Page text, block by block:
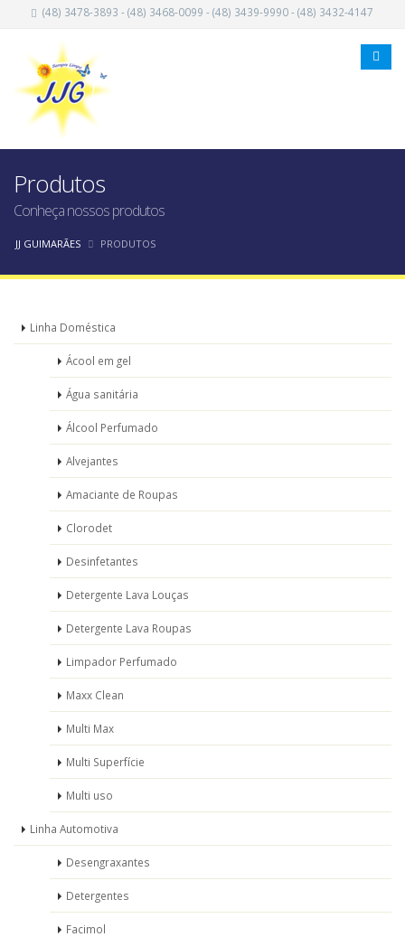
(48) 3478-3893 - (48) 3468-0099 - (48) 3439-9990 - (48) 3432-4147
Produtos
Conheça nossos produtos
JJ GUIMARÃES PRODUTOS
Linha Doméstica
Ácool em gel
Água sanitária
Álcool Perfumado
Alvejantes
Amaciante de Roupas
Clorodet
Desinfetantes
Detergente Lava Louças
Detergente Lava Roupas
Limpador Perfumado
Maxx Clean
Multi Max
Multi Superfície
Multi uso
Linha Automotiva
Desengraxantes
Detergentes
Facimol